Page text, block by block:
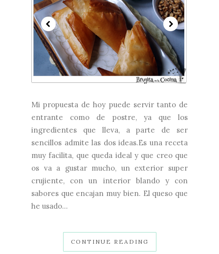
Mi propuesta de hoy puede servir tanto de
entrante como de postre, ya que los
ingredientes que lleva, a parte de ser
sencillos admite las dos ideas.Es una receta
muy facilita, que queda ideal y que creo que
os va a gustar mucho, un exterior super
crujiente, con un interior blando y con
sabores que encajan muy bien. El queso que
he usado...
CONTINUE READING